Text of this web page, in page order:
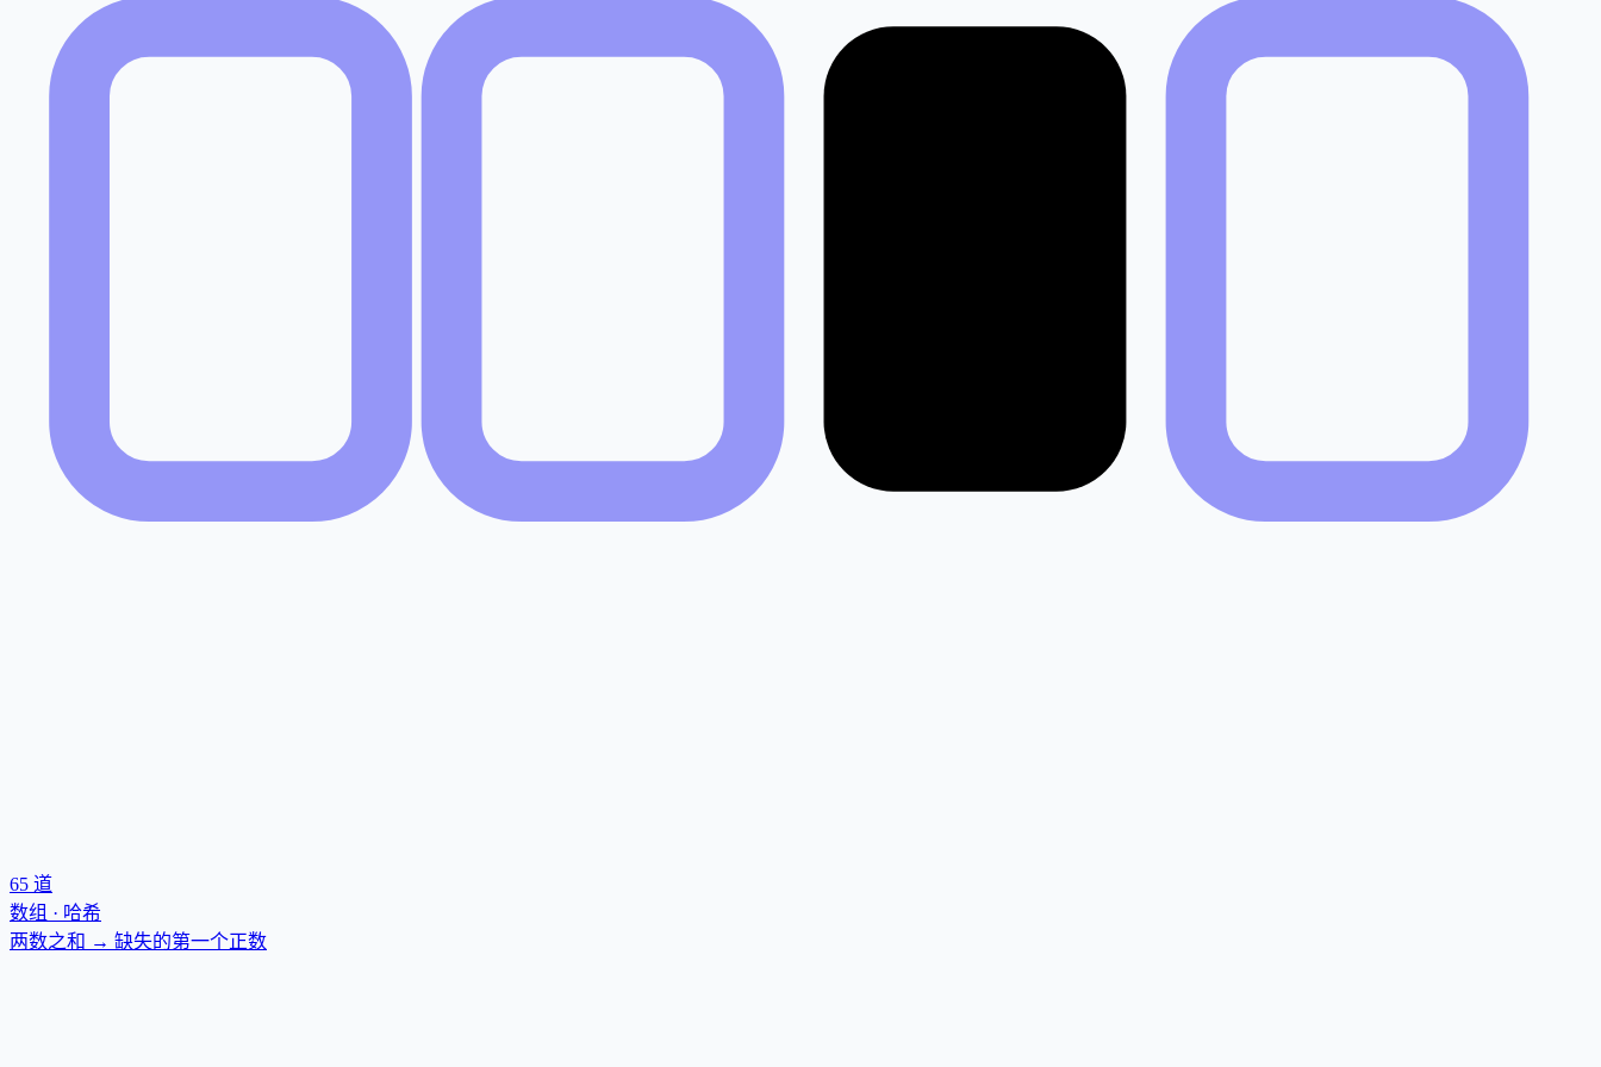
65 道
数组 · 哈希
两数之和 → 缺失的第一个正数